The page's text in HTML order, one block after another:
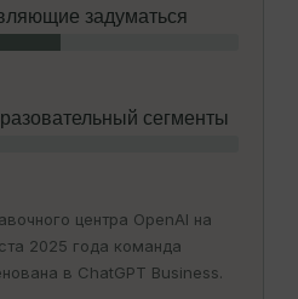
задуматься
сегменты
центра OpenAI на
2025 года команда
в ChatGPT Business.